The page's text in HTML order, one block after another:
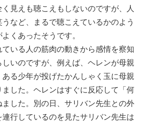
見えも聴こえもしないのですが、人
など、まるで聴こえているかのよう
くあったそうです。
いる人の筋肉の動きから感情を察知
しいのですが、例えば、ヘレンが母親
る少年が投げたかんしゃく玉に母親
した。ヘレンはすぐに反応して「何
した。別の日、サリバン先生との外
行しているのを見たサリバン先生は